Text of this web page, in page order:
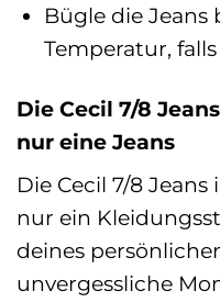
Bügle die Jeans
Temperatur,
Die Cecil 7/8
nur eine Jeans
Die Cecil 7/8
nur ein
deines
unvergessliche